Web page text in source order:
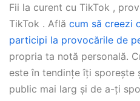
Fii la curent cu TikTok ,
TikTok . Află cum să creezi
participi la provocările de
propria ta notă personală.
este în tendințe îți sporește
public mai larg și de a-ți